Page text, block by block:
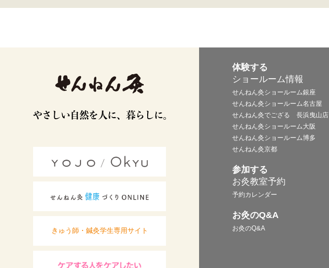
きゅう師・鍼灸学生専用サイト
体験する
ショールーム情報
せんねん灸ショールーム銀座
せんねん灸ショールーム名古屋
せんねん灸でござる 長浜曳山店
せんねん灸ショールーム大阪
せんねん灸ショールーム博多
せんねん灸京都
参加する
お灸教室予約
予約カレンダー
お灸のQ&A
お灸のQ&A